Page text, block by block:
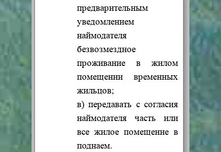
предварительным
уведомлением
наймодателя
безвозмездное
проживание в жилом
помещении временных
жильцов;
в) передавать с согласия
наймодателя часть или
все жилое помещение в
поднаем.